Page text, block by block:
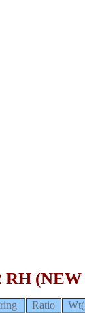
RH
Ratio